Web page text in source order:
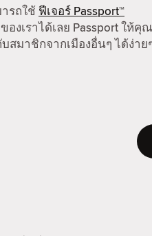
รถใช้ ฟีเจอร์ Passport™
ของเราได้เลย Passport ให้คุณ
สมาชิกจากเมืองอื่นๆ ได้ง่าย